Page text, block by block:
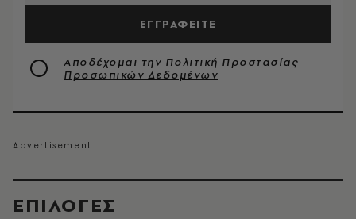
EΠΙΛΟΓΈΣ
ΕΓΓΡΑΦΕΙΤΕ
Αποδέχομαι την Πολιτική Προστασίας
Προσωπικών Δεδομένων